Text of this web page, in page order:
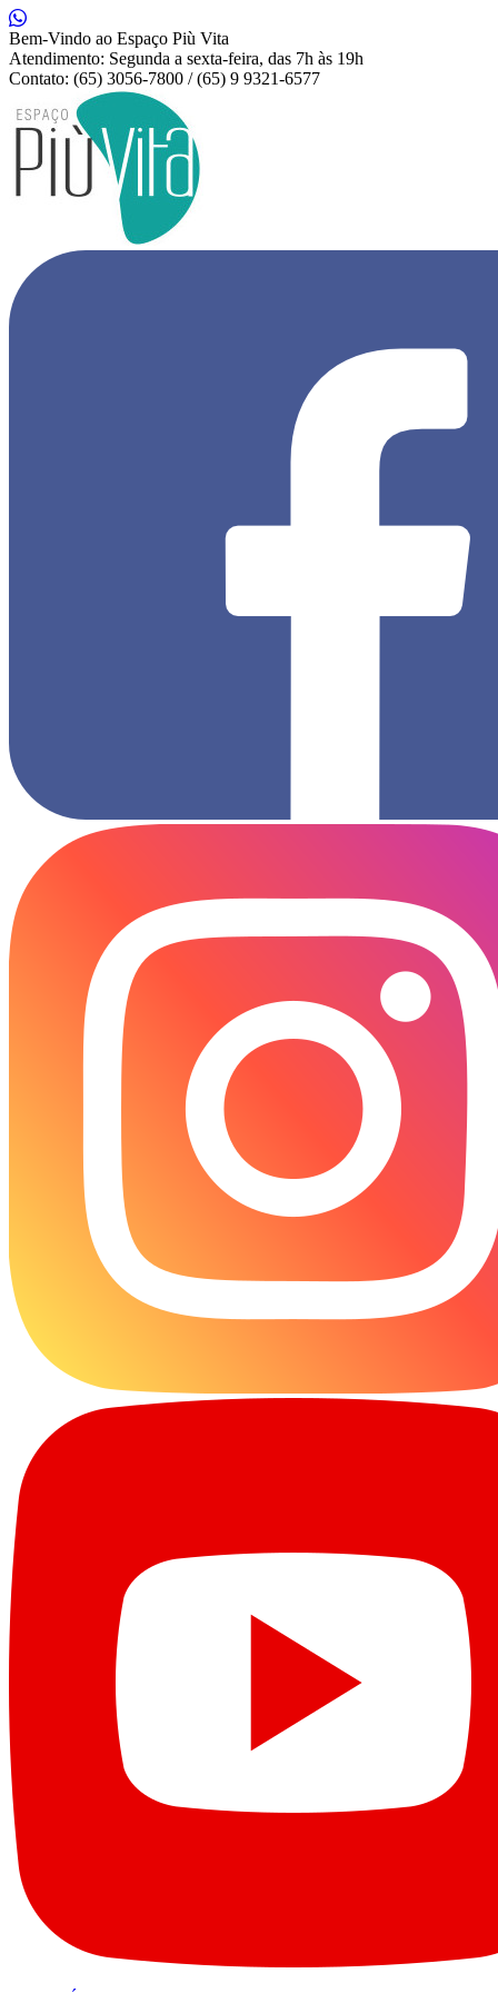
Bem-Vindo ao Espaço Più Vita
Atendimento: Segunda a sexta-feira, das 7h às 19h
Contato: (65) 3056-7800 / (65) 9 9321-6577